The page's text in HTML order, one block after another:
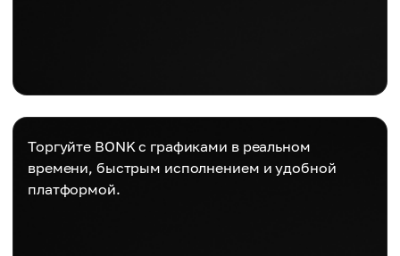
Торгуйте BONK с графиками в реальном
времени, быстрым исполнением и удобной
платформой.